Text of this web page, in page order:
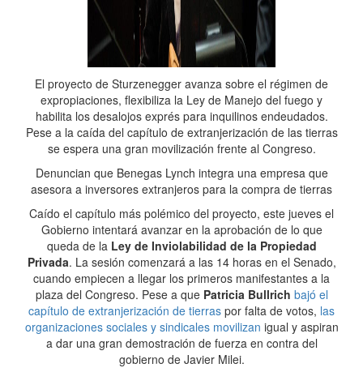
El proyecto de Sturzenegger avanza sobre el régimen de
expropiaciones, flexibiliza la Ley de Manejo del fuego y
habilita los desalojos exprés para inquilinos endeudados.
Pese a la caída del capítulo de extranjerización de las tierras
se espera una gran movilización frente al Congreso.
Denuncian que Benegas Lynch integra una empresa que
asesora a inversores extranjeros para la compra de tierras
Caído el capítulo más polémico del proyecto, este jueves el
Gobierno intentará avanzar en la aprobación de lo que
queda de la Ley de Inviolabilidad de la Propiedad
Privada. La sesión comenzará a las 14 horas en el Senado,
cuando empiecen a llegar los primeros manifestantes a la
plaza del Congreso. Pese a que Patricia Bullrich bajó el
capítulo de extranjerización de tierras por falta de votos, las
organizaciones sociales y sindicales movilizan igual y aspiran
a dar una gran demostración de fuerza en contra del
gobierno de Javier Milei.